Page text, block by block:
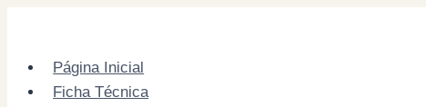
contentPágina Inicial
Ficha Técnica